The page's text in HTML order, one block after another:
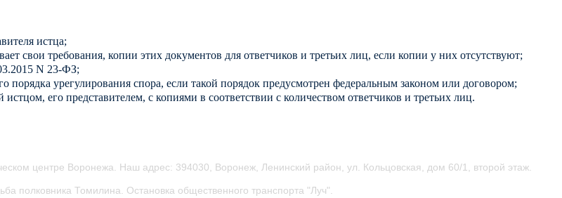
истца;
свои требования, копии этих документов для ответчиков и третьих лиц, если копии у них отсутствуют;
N 23-ФЗ;
порядка урегулирования спора, если такой порядок предусмотрен федеральным законом или договором;
его представителем, с копиями в соответствии с количеством ответчиков и третьих лиц.
центре Воронежа. Наш адрес: 394030, Воронеж, Ленинский район, ул. Кольцовская, дом 60/1, второй этаж.
полковника Томилина. Остановка общественного транспорта "Луч".